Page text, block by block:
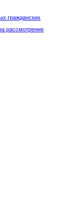
гражданских
рассмотрение